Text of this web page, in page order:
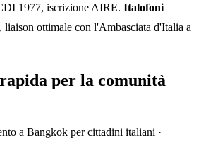
1977, iscrizione AIRE. Italofoni
, liaison ottimale con l'Ambasciata d'Italia a
per la comunità
a Bangkok per cittadini italiani ·